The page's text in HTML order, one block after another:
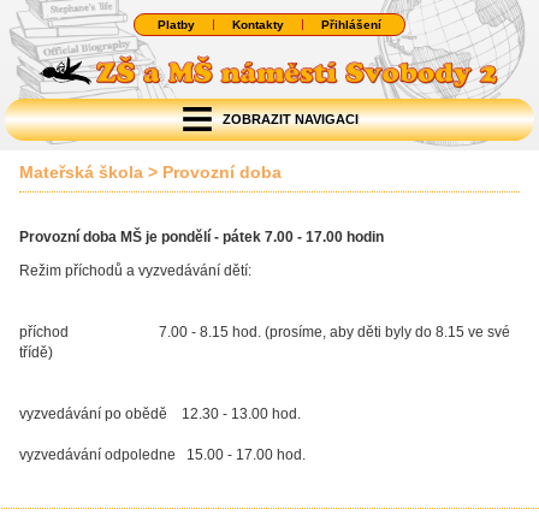
Platby Kontakty Přihlášení
ZOBRAZIT NAVIGACI
Mateřská škola > Provozní doba
Provozní doba MŠ je pondělí - pátek 7.00 - 17.00 hodin
Režim příchodů a vyzvedávání dětí:
příchod 7.00 - 8.15 hod. (prosíme, aby děti byly do 8.15 ve své
třídě)
vyzvedávání po obědě 12.30 - 13.00 hod.
vyzvedávání odpoledne 15.00 - 17.00 hod.